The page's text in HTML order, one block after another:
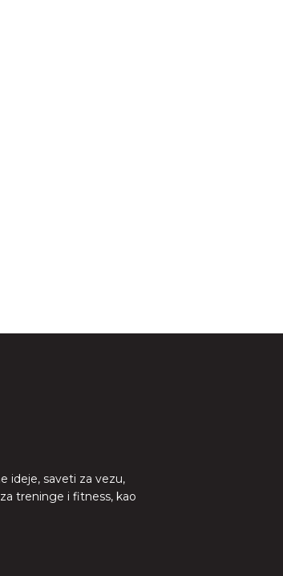
ideje, saveti za vezu,
treninge i fitness, kao